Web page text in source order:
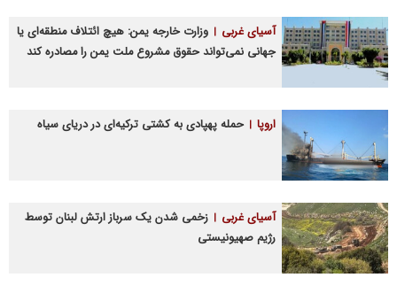
آسیای غربی
وزارت خارجه یمن: هیچ ائتلاف منطقه‌ای یا
جهانی نمی‌تواند حقوق مشروع ملت یمن را مصادره کند
اروپا حمله پهپادی به کشتی ترکیه‌ای در دریای سیاه
آسیای غربی
زخمی شدن یک سرباز ارتش لبنان توسط
رژیم صهیونیستی